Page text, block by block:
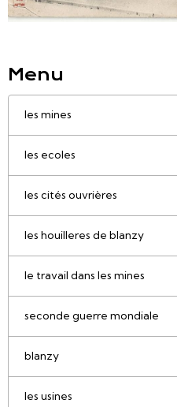
Menu
les mines
les ecoles
les cités ouvrières
les houilleres de blanzy
le travail dans les mines
seconde guerre mondiale
blanzy
les usines